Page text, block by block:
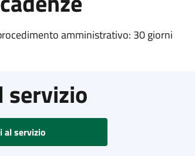
amministrativo: 30 giorni
servizio
al servizio